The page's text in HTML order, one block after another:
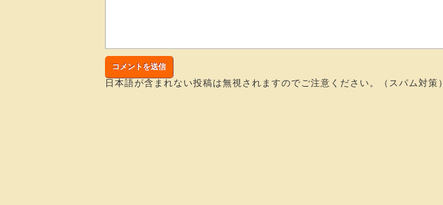
日本語が含まれない投稿は無視されますのでご注意ください。（スパム対策）